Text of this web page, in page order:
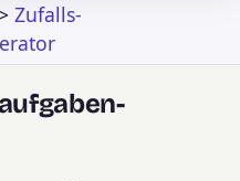
Zufalls-